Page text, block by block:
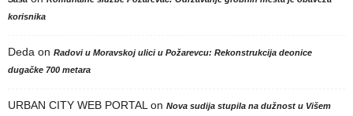
korisnika
Deda on Radovi u Moravskoj ulici u Požarevcu: Rekonstrukcija deonice
dugačke 700 metara
URBAN CITY WEB PORTAL on Nova sudija stupila na dužnost u Višem